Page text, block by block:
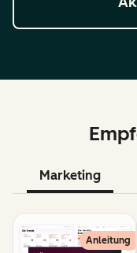
Marketing
Anleitung